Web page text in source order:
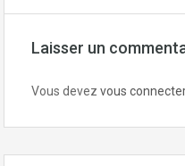
Laisser un
Vous devez vous